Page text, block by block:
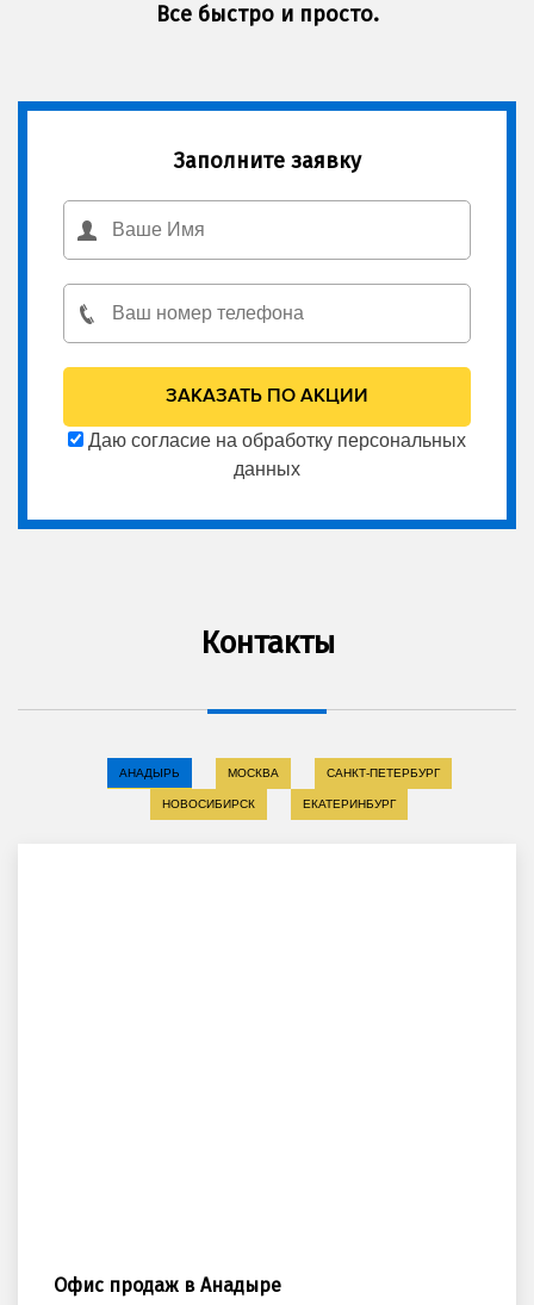
Все быстро и просто.
Заполните заявку
Даю согласие на обработку персональных
данных
Контакты
АНАДЫРЬ МОСКВА САНКТ-ПЕТЕРБУРГ
НОВОСИБИРСК ЕКАТЕРИНБУРГ
Офис продаж в Анадыре